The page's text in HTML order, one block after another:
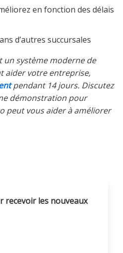
en fonction des délais
d’autres succursales
système moderne de
aider votre entreprise,
pendant 14 jours. Discutez
démonstration pour
peut vous aider à améliorer
recevoir les nouveaux